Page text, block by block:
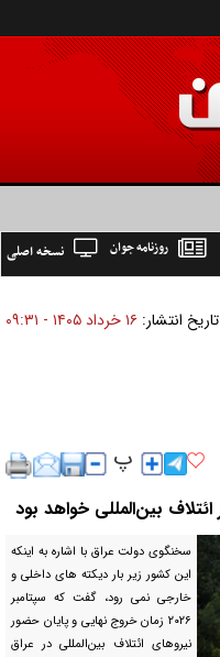
نسخه اصلی روزنامه جوان
تاریخ انتشار: ۱۶ خرداد ۱۴۰۵ - ۰۹:۳۱
سخنگوی دولت عراق با اشاره به اینکه
این کشور زیر بار دیکته های داخلی و
خارجی نمی رود، گفت که سپتامبر
۲۰۲۶ زمان خروج نهایی و پایان حضور
نیروهای ائتلاف بین‌المللی در عراق